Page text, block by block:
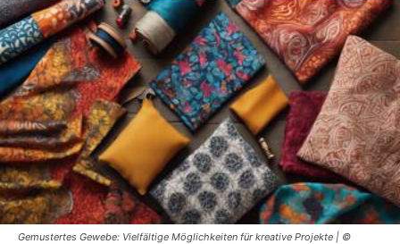
Gemustertes Gewebe: Vielfältige Möglichkeiten für kreative Projekte | ©